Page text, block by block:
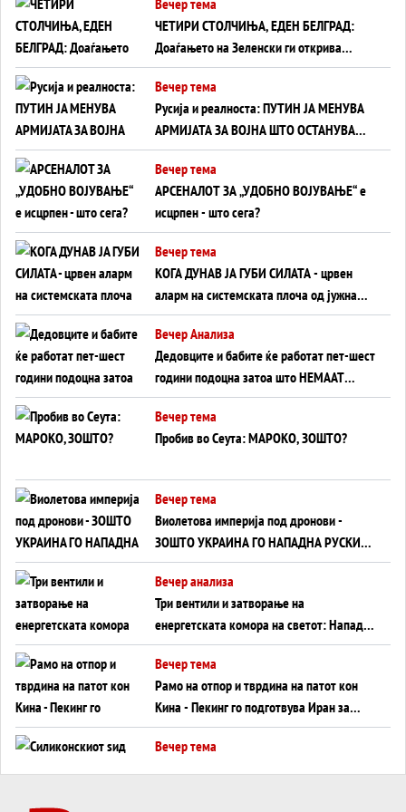
ЧЕТИРИ СТОЛЧИЊА, ЕДЕН БЕЛГРАД:
Доаѓањето на Зеленски ги открива
тајните на политиката на балансирање
на Вучиќ
Вечер тема
Русија и реалноста: ПУТИН ЈА МЕНУВА
АРМИЈАТА ЗА ВОЈНА ШТО ОСТАНУВА
БЕЗ ФРОНТ
Вечер тема
АРСЕНАЛОТ ЗА „УДОБНО ВОЈУВАЊЕ“ е
исцрпен - што сега?
Вечер тема
КОГА ДУНАВ ЈА ГУБИ СИЛАТА - црвен
аларм на системската плоча од јужна
Германија до Црното Море...
Вечер Анализа
Дедовците и бабите ќе работат пет-шест
години подоцна затоа што НЕМААТ
ВНУЦИ ДА ГИ ЗАМЕНАТ
Вечер тема
Пробив во Сеута: МАРОКО, ЗОШТО?
Вечер тема
Виолетова империја под дронови -
ЗОШТО УКРАИНА ГО НАПАДНА РУСКИОТ
WILDBERRIES
Вечер анализа
Три вентили и затворање на
енергетската комора на светот: Нападот
во Суец најавува глобален енергетски
инфаркт?
Вечер тема
Рамо на отпор и тврдина на патот кон
Кина - Пекинг го подготвува Иран за
американска копнена инвазија
Вечер тема